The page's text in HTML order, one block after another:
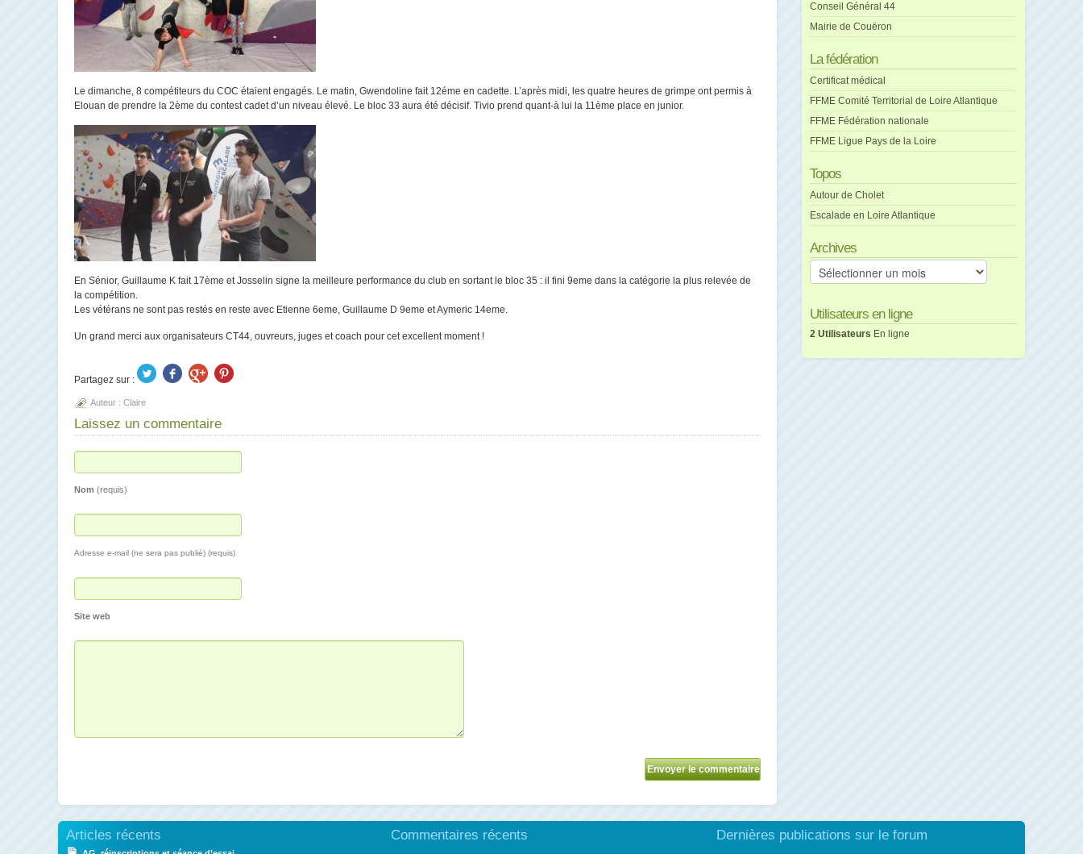
Le dimanche, 8 compétiteurs du COC étaient engagés. Le matin, Gwendoline fait 12éme en cadette. L’après midi, les quatre heures de grimpe ont permis à
Elouan de prendre la 2ème du contest cadet d’un niveau élevé. Le bloc 33 aura été décisif. Tivio prend quant-à lui la 11ème place en junior.
En Sénior, Guillaume K fait 17ème et Josselin signe la meilleure performance du club en sortant le bloc 35 : il fini 9eme dans la catégorie la plus relevée de
la compétition.
Les vétérans ne sont pas restés en reste avec Etienne 6eme, Guillaume D 9eme et Aymeric 14eme.
Un grand merci aux organisateurs CT44, ouvreurs, juges et coach pour cet excellent moment !
Partagez sur :
Auteur : Claire
Laissez un commentaire
Nom (requis)
Adresse e-mail (ne sera pas publié) (requis)
Site web
Conseil Général 44
Mairie de Couëron
La fédération
Certificat médical
FFME Comité Territorial de Loire Atlantique
FFME Fédération nationale
FFME Ligue Pays de la Loire
Topos
Autour de Cholet
Escalade en Loire Atlantique
Archives
Archives
Utilisateurs en ligne
2 Utilisateurs En ligne
Articles récents Commentaires récents Dernières publications sur le forum